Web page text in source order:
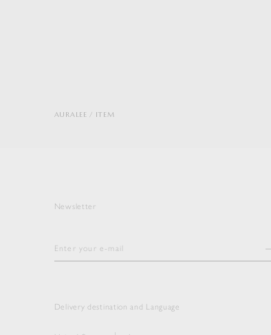
AURALEE ITEM
Newsletter
Delivery destination and Language